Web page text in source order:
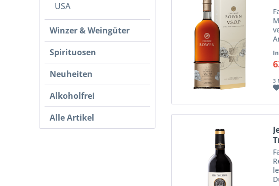
USA
Winzer & Weingüter
Spirituosen
Neuheiten
Alkoholfrei
Alle Artikel
3